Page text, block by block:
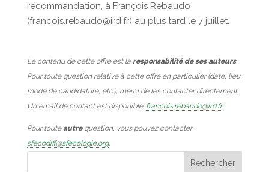
recommandation, à François Rebaudo
(francois.rebaudo@ird.fr) au plus tard le 7 juillet.
Le contenu de cette offre est la responsabilité de ses auteurs.
Pour toute question relative à cette offre en particulier (date, lieu,
mode de candidature, etc.), merci de les contacter directement.
Un email de contact est disponible: francois.rebaudo@ird.fr
Pour touteautrequestion, vous pouvez contacter
sfecodiff@sfecologie.org.